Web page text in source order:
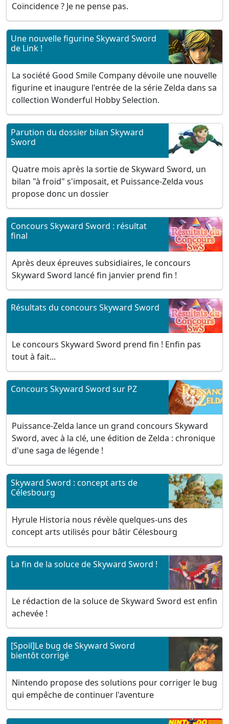
Coïncidence ? Je ne pense pas.
Une nouvelle figurine Skyward Sword
de Link !
La société Good Smile Company dévoile une nouvelle
figurine et inaugure l'entrée de la série Zelda dans sa
collection Wonderful Hobby Selection.
Parution du dossier bilan Skyward
Sword
Quatre mois après la sortie de Skyward Sword, un
bilan "à froid" s'imposait, et Puissance-Zelda vous
propose donc un dossier
Concours Skyward Sword : résultat
final
Après deux épreuves subsidiaires, le concours
Skyward Sword lancé fin janvier prend fin !
Résultats du concours Skyward Sword
Le concours Skyward Sword prend fin ! Enfin pas
tout à fait...
Concours Skyward Sword sur PZ
Puissance-Zelda lance un grand concours Skyward
Sword, avec à la clé, une édition de Zelda : chronique
d'une saga de légende !
Skyward Sword : concept arts de
Célesbourg
Hyrule Historia nous révèle quelques-uns des
concept arts utilisés pour bâtir Célesbourg
La fin de la soluce de Skyward Sword !
Le rédaction de la soluce de Skyward Sword est enfin
achevée !
[Spoil]Le bug de Skyward Sword
bientôt corrigé
Nintendo propose des solutions pour corriger le bug
qui empêche de continuer l'aventure